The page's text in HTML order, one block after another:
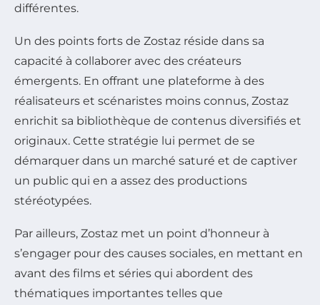
différentes.
Un des points forts de Zostaz réside dans sa
capacité à collaborer avec des créateurs
émergents. En offrant une plateforme à des
réalisateurs et scénaristes moins connus, Zostaz
enrichit sa bibliothèque de contenus diversifiés et
originaux. Cette stratégie lui permet de se
démarquer dans un marché saturé et de captiver
un public qui en a assez des productions
stéréotypées.
Par ailleurs, Zostaz met un point d’honneur à
s’engager pour des causes sociales, en mettant en
avant des films et séries qui abordent des
thématiques importantes telles que